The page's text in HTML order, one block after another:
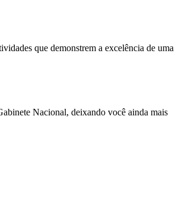
que demonstrem a excelência de uma
Nacional, deixando você ainda mais